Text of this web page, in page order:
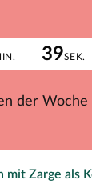
39SEK.
der Woche
mit Zarge als